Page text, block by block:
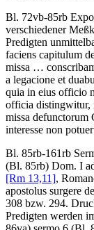
Bl. 72vb-85rb
verschiedener
Predigten
faciens capitulum
missa …
a legacione et
quia in eius officio
officia
missa
interesse non
Bl. 85rb-161rb
(Bl. 85rb) Dom. I
[Rm 13,11],
apostolus surgere
308 bzw. 294.
Predigten werden